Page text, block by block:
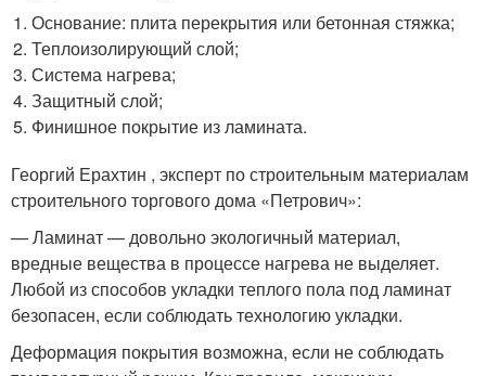
Основание: плита перекрытия или бетонная стяжка;
Теплоизолирующий слой;
Система нагрева;
Защитный слой;
Финишное покрытие из ламината.
Георгий Ерахтин , эксперт по строительным материалам
строительного торгового дома «Петрович»:
— Ламинат — довольно экологичный материал,
вредные вещества в процессе нагрева не выделяет.
Любой из способов укладки теплого пола под ламинат
безопасен, если соблюдать технологию укладки.
Деформация покрытия возможна, если не соблюдать